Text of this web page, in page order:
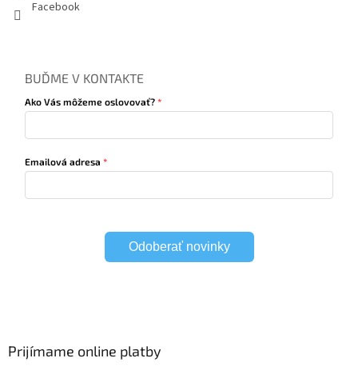
Facebook
BUĎME V KONTAKTE
Ako Vás môžeme oslovovať?
Emailová adresa
Odoberať novinky
Prijímame online platby